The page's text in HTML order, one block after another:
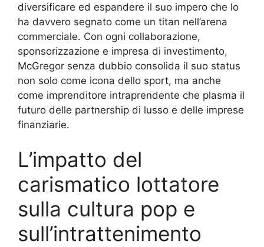
diversificare ed espandere il suo impero che lo
ha davvero segnato come un titan nell’arena
commerciale. Con ogni collaborazione,
sponsorizzazione e impresa di investimento,
McGregor senza dubbio consolida il suo status
non solo come icona dello sport, ma anche
come imprenditore intraprendente che plasma il
futuro delle partnership di lusso e delle imprese
finanziarie.
L’impatto del
carismatico lottatore
sulla cultura pop e
sull’intrattenimento